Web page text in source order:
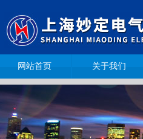
网站首页 关于我们